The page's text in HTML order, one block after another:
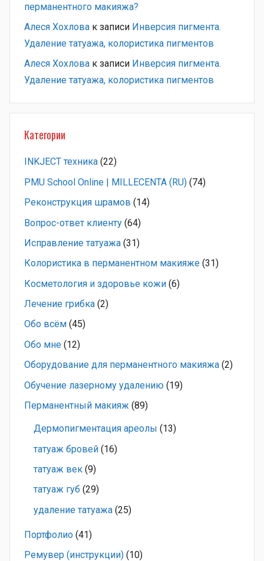
перманентного макияжа?
Алеся Хохлова к записи Инверсия пигмента.
Удаление татуажа, колористика пигментов
Алеся Хохлова к записи Инверсия пигмента.
Удаление татуажа, колористика пигментов
Категории
INKJECT техника (22)
PMU School Online | MILLECENTA (RU) (74)
Pеконструкция шрамов (14)
Вопрос-ответ клиенту (64)
Исправление татуажа (31)
Колористика в перманентном макияже (31)
Косметология и здоровье кожи (6)
Лечение грибка (2)
Обо всём (45)
Обо мне (12)
Оборудование для перманентного макияжа (2)
Обучение лазерному удалению (19)
Перманентный макияж (89)
Дермопигментация ареолы (13)
татуаж бровей (16)
татуаж век (9)
татуаж губ (29)
удаление татуажа (25)
Портфолио (41)
Ремувер (инструкции) (10)